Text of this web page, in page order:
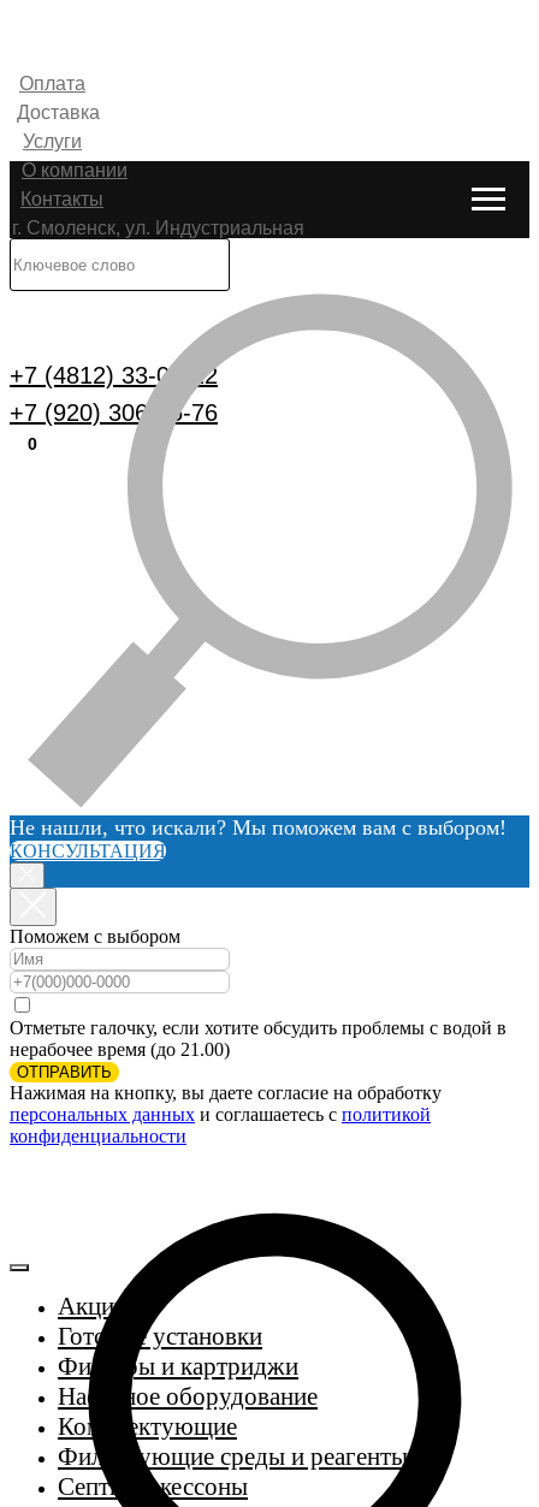
Оплата
Доставка
Услуги
О компании
Контакты
г. Смоленск, ул. Индустриальная
+7 (4812) 33-00-22
+7 (920) 306-25-76
0
Не нашли, что искали? Мы поможем вам с выбором!
КОНСУЛЬТАЦИЯ
Поможем с выбором
Отметьте галочку, если хотите обсудить проблемы с водой в
нерабочее время (до 21.00)
ОТПРАВИТЬ
Нажимая на кнопку, вы даете согласие на обработку
персональных данных и соглашаетесь c политикой
конфиденциальности
Акции
Готовые установки
Фильтры и картриджи
Насосное оборудование
Комплектующие
Фильтрующие среды и реагенты
Септики, кессоны